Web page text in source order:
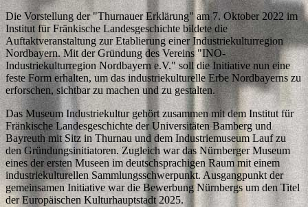
Die Vorstellung der "Thurnauer Erklärung" am 7. Oktober 2022 im
Institut für Fränkische Landesgeschichte bildete die
Auftaktveranstaltung zur Etablierung einer Industriekulturregion
Nordbayern. Mit der Gründung des Vereins "INO-
Industriekulturregion Nordbayern e.V." soll die Initiative nun eine
feste Form erhalten, um das industriekulturelle Erbe Nordbayerns zu
erforschen, sichtbar zu machen und zu gestalten.
Das Museum Industriekultur gehört zusammen mit dem Institut für
Fränkische Landesgeschichte der Universitäten Bamberg und
Bayreuth mit Sitz in Thurnau und dem Industriemuseum Lauf zu
den Gründungsinitiatoren. Zugleich war das Nürnberger Museum
eines der ersten Museen im deutschsprachigen Raum mit einem
industriekulturellen Sammlungsschwerpunkt. Ausgangpunkt der
gemeinsamen Initiative war die Bewerbung Nürnbergs um den Titel
der Europäischen Kulturhauptstadt 2025.